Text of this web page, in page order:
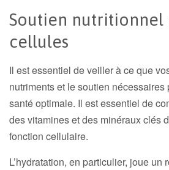
Soutien nutritionnel
cellules
Il est essentiel de veiller à ce que
nutriments et le soutien
santé optimale. Il est essentiel de
des vitamines et des minéraux clés
fonction cellulaire.
L’hydratation, en particulier, joue un